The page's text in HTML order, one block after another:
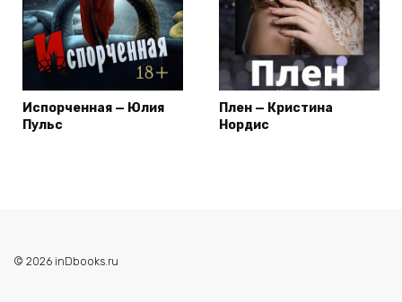
Испорченная — Юлия
Пульс
Плен — Кристина
Нордис
© 2026 inDbooks.ru